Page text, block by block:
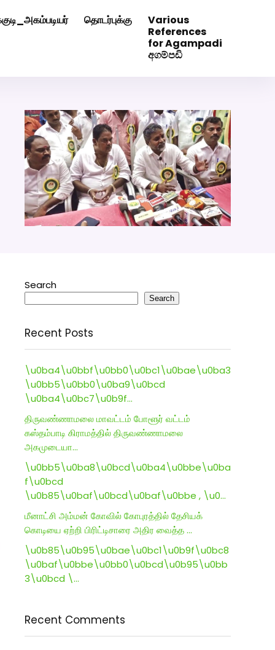
தொடர்புக்கு
Various
References
for Agampadi
අගම්පඩි
Search
Search
Recent Posts
\u0ba4\u0bbf\u0bb0\u0bc1\u0bae\u0ba3
\u0bb5\u0bb0\u0ba9\u0bcd
\u0ba4\u0bc7\u0b9f…
திருவண்ணாமலை மாவட்டம் போளூர் வட்டம்
கஸ்தம்பாடி கிராமத்தில் திருவண்ணாமலை
அகமுடையா…
\u0bb5\u0ba8\u0bcd\u0ba4\u0bbe\u0ba
f\u0bcd
\u0b85\u0baf\u0bcd\u0baf\u0bbe , \u0…
மீனாட்சி அம்மன் கோவில் கோபுரத்தில் தேசியக்
கொடியை ஏற்றி பிரிட்டிசாரை அதிர வைத்த …
\u0b85\u0b95\u0bae\u0bc1\u0b9f\u0bc8
\u0baf\u0bbe\u0bb0\u0bcd\u0b95\u0bb
3\u0bcd \…
Recent Comments
Click Here to Download Matrimony App